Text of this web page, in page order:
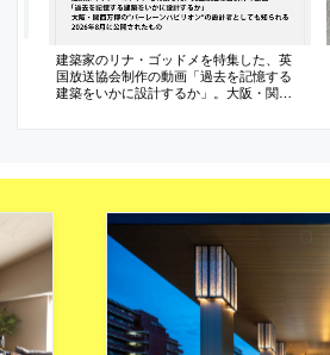
建築家のリナ・ゴッドメを特集した、英
国放送協会制作の動画「過去を記憶する
建築をいかに設計するか」。大阪・関西
しても知られる。2026年8月に公開された